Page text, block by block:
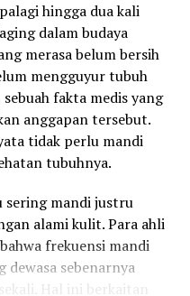
hingga dua kali
dalam budaya
merasa belum bersih
mengguyur tubuh
fakta medis yang
anggapan tersebut.
tidak perlu mandi
tubuhnya.
mandi justru
alami kulit. Para ahli
frekuensi mandi
sebenarnya
Hal ini berkaitan